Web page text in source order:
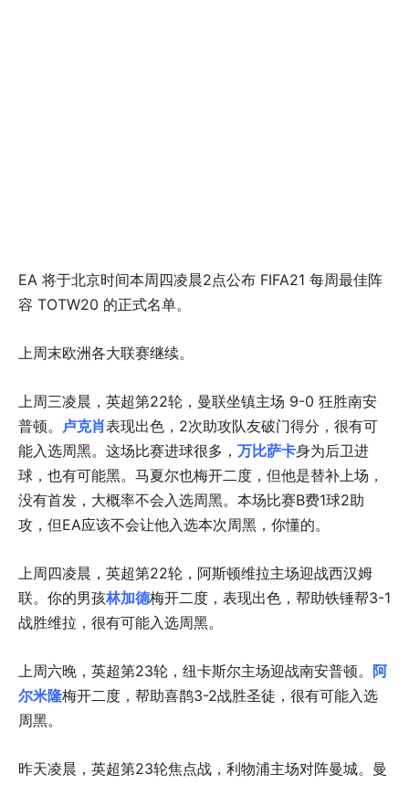
EA 将于北京时间本周四凌晨2点公布 FIFA21 每周最佳阵
容 TOTW20 的正式名单。
上周末欧洲各大联赛继续。
上周三凌晨，英超第22轮，曼联坐镇主场 9-0 狂胜南安
普顿。 卢克肖表现出色，2次助攻队友破门得分，很有可
能入选周黑。这场比赛进球很多， 万比萨卡身为后卫进
球，也有可能黑。马夏尔也梅开二度，但他是替补上场，
没有首发，大概率不会入选周黑。本场比赛B费1球2助
攻，但EA应该不会让他入选本次周黑，你懂的。
上周四凌晨，英超第22轮，阿斯顿维拉主场迎战西汉姆
联。你的男孩林加德梅开二度，表现出色，帮助铁锤帮3-1
战胜维拉，很有可能入选周黑。
上周六晚，英超第23轮，纽卡斯尔主场迎战南安普顿。 阿
尔米隆梅开二度，帮助喜鹊3-2战胜圣徒，很有可能入选
周黑。
昨天凌晨，英超第23轮焦点战，利物浦主场对阵曼城。曼